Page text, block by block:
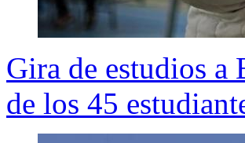
Gira de estudios a
de los 45